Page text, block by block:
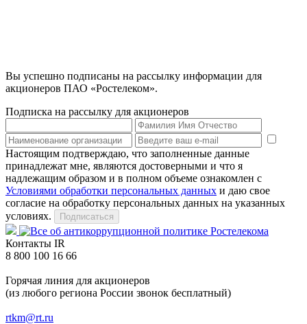
Вы успешно подписаны на рассылку информации для
акционеров ПАО «Ростелеком».
Подписка на рассылку для акционеров
Настоящим подтверждаю, что заполненные данные
принадлежат мне, являются достоверными и что я
надлежащим образом и в полном объеме ознакомлен с
Условиями обработки персональных данных и даю свое
согласие на обработку персональных данных на указанных
условиях.
Контакты IR
8 800 100 16 66
Горячая линия для акционеров
(из любого региона России звонок бесплатный)
rtkm@rt.ru